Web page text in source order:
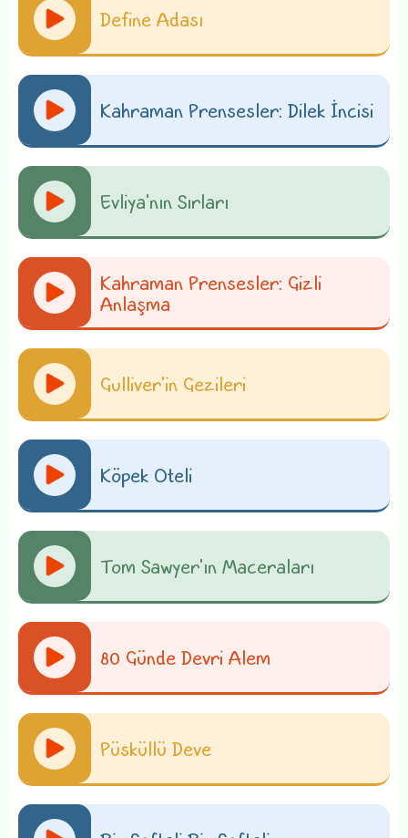
Define Adası
Kahraman Prensesler: Dilek İncisi
Evliya'nın Sırları
Kahraman Prensesler: Gizli
Anlaşma
Gulliver'in Gezileri
Köpek Oteli
Tom Sawyer'ın Maceraları
80 Günde Devri Alem
Püsküllü Deve